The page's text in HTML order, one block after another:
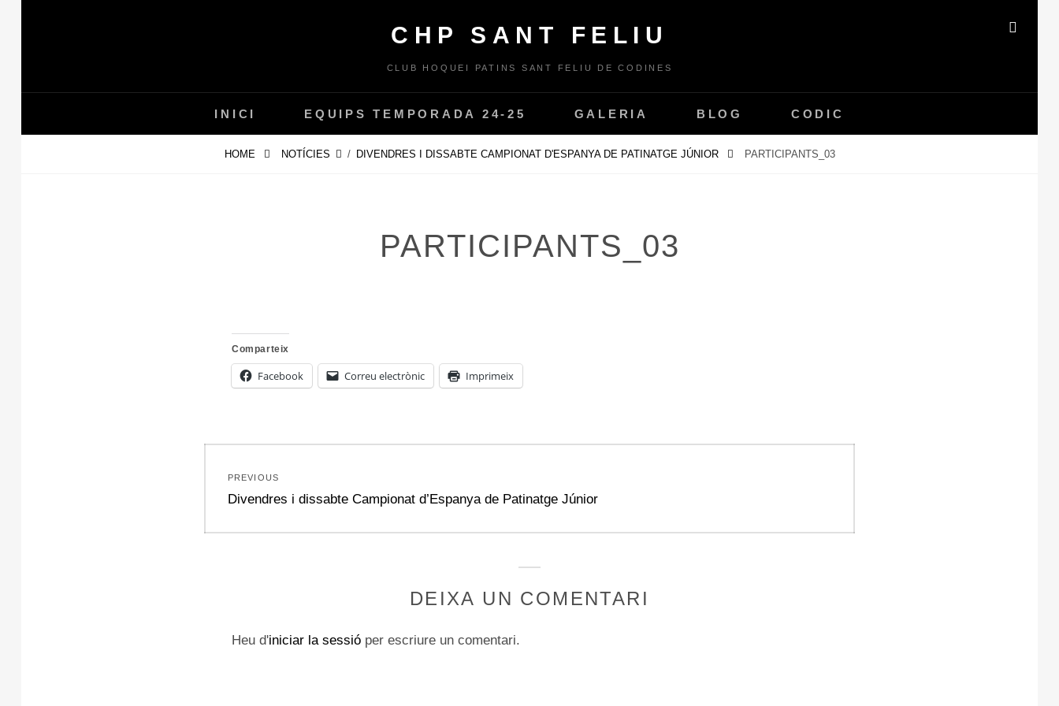
CHP SANT FELIU
CLUB HOQUEI PATINS SANT FELIU DE CODINES
INICI EQUIPS TEMPORADA 24-25 GALERIA BLOG CODIC
HOME NOTÍCIES / DIVENDRES I DISSABTE CAMPIONAT D'ESPANYA DE PATINATGE JÚNIOR PARTICIPANTS_03
PARTICIPANTS_03
Comparteix
Facebook Correu electrònic Imprimeix
d'entrades
PREVIOUS
Previous
Divendres i dissabte Campionat d’Espanya de Patinatge Júnior
DEIXA UN COMENTARI
Heu d'iniciar la sessió per escriure un comentari.